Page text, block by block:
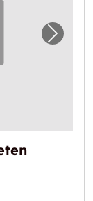
in